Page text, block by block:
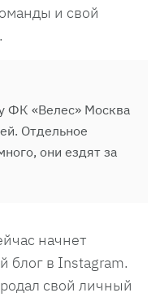
и свой
ФК «Велес» Москва
Отдельное
они ездят за
начнет
блог в Instagram.
свой личный